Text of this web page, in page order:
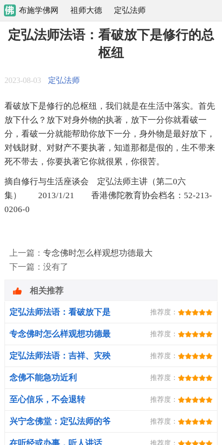
布施学佛网 祖师大德 定弘法师
定弘法师法语：看破放下是修行的总
枢纽
2023-08-03 定弘法师
看破放下是修行的总枢纽，我们就是在生活中落实。首先
放下什么？放下对身外物的执著，放下一分你就看破一
分，看破一分就能帮助你放下一分，身外物是最好放下，
对钱財财、对财产不要执著，知道那都是假的，生不带来
死不带去，你要执著它你就很累，你很苦。
摘自修行与生活座谈会 定弘法师主讲（第二0六
集） 2013/1/21 香港佛陀教育协会档名：52-213-
0206-0
上一篇： 专念佛时怎么样观想功德最大
下一篇：没有了
定弘法师法语：看破放下是
修行的总
推荐度：
专念佛时怎么样观想功德最
大
推荐度：
定弘法师法语：吉祥、灾殃
都是自己
推荐度：
念佛不能急功近利 推荐度：
至心信乐，不会退转 推荐度：
兴宁念佛堂：定弘法师的爷 推荐度：
推荐度：
相关推荐